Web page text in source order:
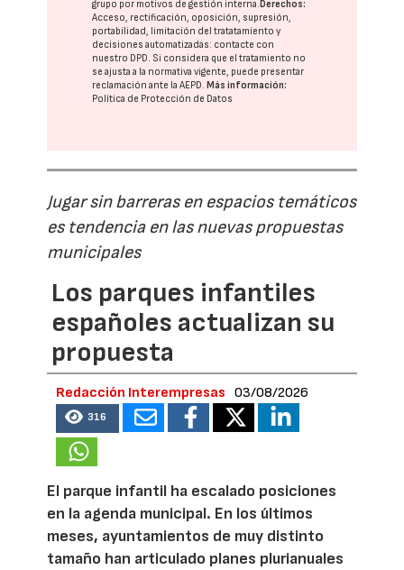
grupo por motivos de gestión interna. Derechos:
Acceso, rectificación, oposición, supresión,
portabilidad, limitación del tratatamiento y
decisiones automatizadas: contacte con
nuestro DPD . Si considera que el tratamiento no
se ajusta a la normativa vigente, puede presentar
reclamación ante laAEPD .Más información:
Política de Protección de Datos
Jugar sin barreras en espacios temáticos
es tendencia en las nuevas propuestas
municipales
Los parques infantiles
españoles actualizan su
propuesta
Redacción Interempresas 03/08/2026
316
El parque infantil ha escalado posiciones
en la agenda municipal. En los últimos
meses, ayuntamientos de muy distinto
tamaño han articulado planes plurianuales